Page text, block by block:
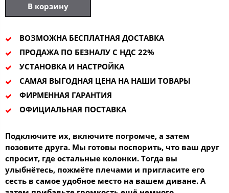
В корзину
ВОЗМОЖНА БЕСПЛАТНАЯ ДОСТАВКА
ПРОДАЖА ПО БЕЗНАЛУ С НДС 22%
УСТАНОВКА И НАСТРОЙКА
САМАЯ ВЫГОДНАЯ ЦЕНА НА НАШИ ТОВАРЫ
ФИРМЕННАЯ ГАРАНТИЯ
ОФИЦИАЛЬНАЯ ПОСТАВКА
Подключите их, включите погромче, а затем
позовите друга. Мы готовы поспорить, что ваш друг
спросит, где остальные колонки. Тогда вы
улыбнётесь, пожмёте плечами и пригласите его
сесть в самое удобное место на вашем диване. А